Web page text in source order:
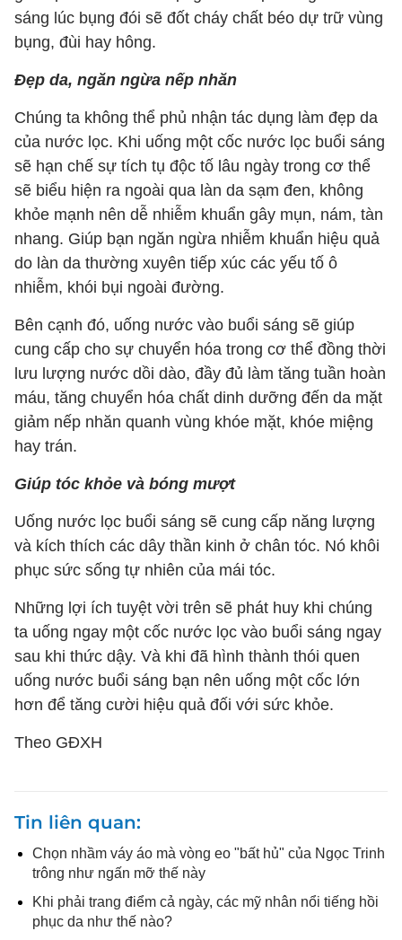
sáng lúc bụng đói sẽ đốt cháy chất béo dự trữ vùng
bụng, đùi hay hông.
Đẹp da, ngăn ngừa nếp nhăn
Chúng ta không thể phủ nhận tác dụng làm đẹp da
của nước lọc. Khi uống một cốc nước lọc buổi sáng
sẽ hạn chế sự tích tụ độc tố lâu ngày trong cơ thể
sẽ biểu hiện ra ngoài qua làn da sạm đen, không
khỏe mạnh nên dễ nhiễm khuẩn gây mụn, nám, tàn
nhang. Giúp bạn ngăn ngừa nhiễm khuẩn hiệu quả
do làn da thường xuyên tiếp xúc các yếu tố ô
nhiễm, khói bụi ngoài đường.
Bên cạnh đó, uống nước vào buổi sáng sẽ giúp
cung cấp cho sự chuyển hóa trong cơ thể đồng thời
lưu lượng nước dồi dào, đầy đủ làm tăng tuần hoàn
máu, tăng chuyển hóa chất dinh dưỡng đến da mặt
giảm nếp nhăn quanh vùng khóe mặt, khóe miệng
hay trán.
Giúp tóc khỏe và bóng mượt
Uống nước lọc buổi sáng sẽ cung cấp năng lượng
và kích thích các dây thần kinh ở chân tóc. Nó khôi
phục sức sống tự nhiên của mái tóc.
Những lợi ích tuyệt vời trên sẽ phát huy khi chúng
ta uống ngay một cốc nước lọc vào buổi sáng ngay
sau khi thức dậy. Và khi đã hình thành thói quen
uống nước buổi sáng bạn nên uống một cốc lớn
hơn để tăng cười hiệu quả đối với sức khỏe.
Theo GĐXH
Tin liên quan
Chọn nhầm váy áo mà vòng eo "bất hủ" của Ngọc Trinh
trông như ngấn mỡ thế này
Khi phải trang điểm cả ngày, các mỹ nhân nổi tiếng hồi
phục da như thế nào?